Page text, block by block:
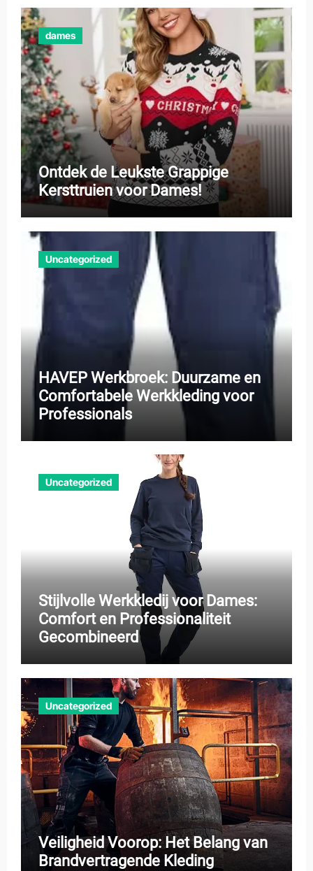
dames
Ontdek de Leukste Grappige
Kersttruien voor Dames!
Uncategorized
HAVEP Werkbroek: Duurzame en
Comfortabele Werkkleding voor
Professionals
Uncategorized
Stijlvolle Werkkledij voor Dames:
Comfort en Professionaliteit
Gecombineerd
Uncategorized
Veiligheid Voorop: Het Belang van
Brandvertragende Kleding